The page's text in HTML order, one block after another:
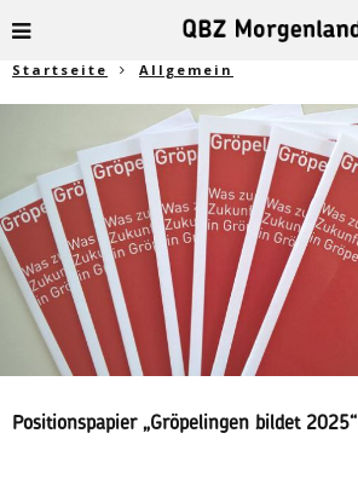
Startseite Allgemein
Positionspapier „Gröpelingen bildet 2025“